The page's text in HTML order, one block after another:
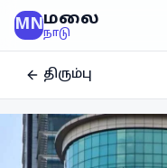
MNமலை
நாடு
திரும்பு